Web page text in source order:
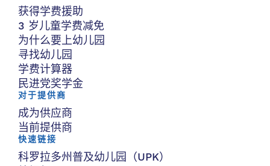
获得学费援助
3 岁儿童学费减免
为什么要上幼儿园
寻找幼儿园
学费计算器
民进党奖学金
对于提供商
成为供应商
当前提供商
快速链接
科罗拉多州普及幼儿园（UPK）